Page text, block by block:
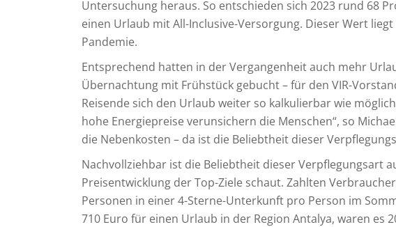
Untersuchung heraus. So entschieden sich 2023 rund 68
einen Urlaub mit All-Inclusive-Versorgung. Dieser Wert
Pandemie.
Entsprechend hatten in der Vergangenheit auch mehr
Übernachtung mit Frühstück gebucht – für den VIR-
Reisende sich den Urlaub weiter so kalkulierbar wie
hohe Energiepreise verunsichern die Menschen“, so
die Nebenkosten – da ist die Beliebtheit dieser
Nachvollziehbar ist die Beliebtheit dieser Verpflegungsart
Preisentwicklung der Top-Ziele schaut. Zahlten
Personen in einer 4-Sterne-Unterkunft pro Person im
710 Euro für einen Urlaub in der Region Antalya, waren es